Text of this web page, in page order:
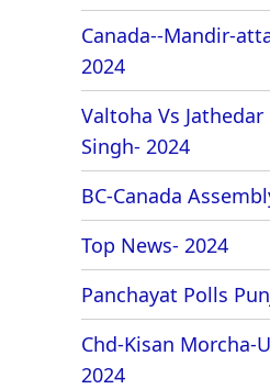
Canada--Mandir-
2024
Valtoha Vs
Singh- 2024
BC-Canada
Top News- 2024
Panchayat Polls
Chd-Kisan Morcha-
2024